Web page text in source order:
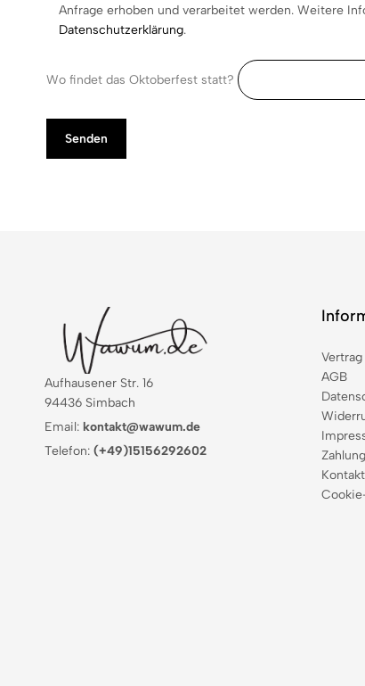
Anfrage erhoben und verarbeitet werden. Weitere
Datenschutzerklärung.
Wo findet das Oktoberfest statt?
Aufhausener Str. 16
94436 Simbach
Email: kontakt@wawum.de
Telefon: (+49)15156292602
AGB
Kontakt